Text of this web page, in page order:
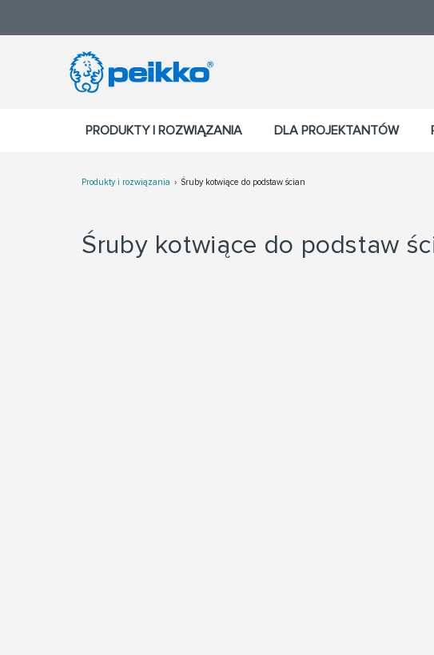
PRODUKTY I ROZWIĄZANIA DLA PROJEKTANTÓW
Produkty i rozwiązania Śruby kotwiące do podstaw ścian
Śruby kotwiące do podstaw